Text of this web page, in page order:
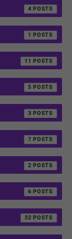
4
1
11
5
3
7
2
6
32